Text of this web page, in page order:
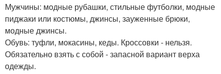
Мужчины: модные рубашки, стильные футболки, модные
пиджаки или костюмы, джинсы, зауженные брюки,
модные джинсы.
Обувь: туфли, мокасины, кеды. Кроссовки - нельзя.
Обязательно взять с собой - запасной вариант верха
одежды.